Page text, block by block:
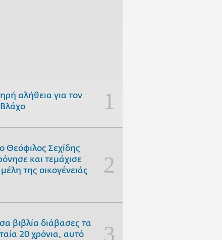
αλήθεια για τον
Θεόφιλος Σεχίδης
και τεμάχισε
της οικογένειάς
βιβλία διάβασες τα
20 χρόνια, αυτό